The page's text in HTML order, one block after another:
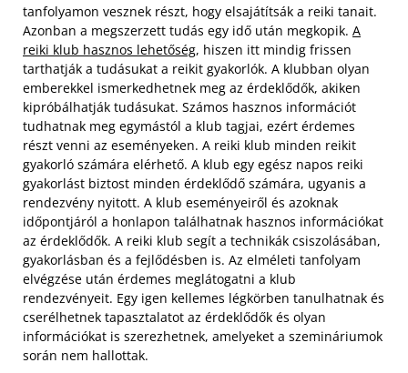
tanfolyamon vesznek részt, hogy elsajátítsák a reiki tanait.
Azonban a megszerzett tudás egy idő után megkopik. A
reiki klub hasznos lehetőség, hiszen itt mindig frissen
tarthatják a tudásukat a reikit gyakorlók. A klubban olyan
emberekkel ismerkedhetnek meg az érdeklődők, akiken
kipróbálhatják tudásukat. Számos hasznos információt
tudhatnak meg egymástól a klub tagjai, ezért érdemes
részt venni az eseményeken. A reiki klub minden reikit
gyakorló számára elérhető. A klub egy egész napos reiki
gyakorlást biztost minden érdeklődő számára, ugyanis a
rendezvény nyitott. A klub eseményeiről és azoknak
időpontjáról a honlapon találhatnak hasznos információkat
az érdeklődők. A reiki klub segít a technikák csiszolásában,
gyakorlásban és a fejlődésben is. Az elméleti tanfolyam
elvégzése után érdemes meglátogatni a klub
rendezvényeit. Egy igen kellemes légkörben tanulhatnak és
cserélhetnek tapasztalatot az érdeklődők és olyan
információkat is szerezhetnek, amelyeket a szemináriumok
során nem hallottak.